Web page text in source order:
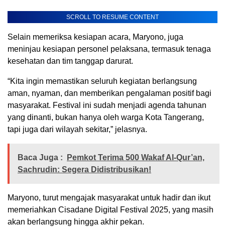
SCROLL TO RESUME CONTENT
Selain memeriksa kesiapan acara, Maryono, juga
meninjau kesiapan personel pelaksana, termasuk tenaga
kesehatan dan tim tanggap darurat.
“Kita ingin memastikan seluruh kegiatan berlangsung
aman, nyaman, dan memberikan pengalaman positif bagi
masyarakat. Festival ini sudah menjadi agenda tahunan
yang dinanti, bukan hanya oleh warga Kota Tangerang,
tapi juga dari wilayah sekitar,” jelasnya.
Baca Juga :
Pemkot Terima 500 Wakaf Al-Qur’an,
Sachrudin: Segera Didistribusikan!
Maryono, turut mengajak masyarakat untuk hadir dan ikut
memeriahkan Cisadane Digital Festival 2025, yang masih
akan berlangsung hingga akhir pekan.